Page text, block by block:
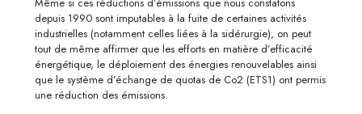
depuis 1990 sont imputables à la fuite de certaines activités
industrielles (notamment celles liées à la sidérurgie), on peut
tout de même affirmer que les efforts en matière d’efficacité
énergétique, le déploiement des énergies renouvelables ainsi
que le système d’échange de quotas de Co2 (ETS1) ont permis
une réduction des émissions.